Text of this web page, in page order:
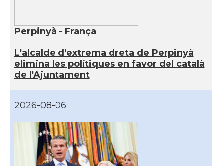
Perpinyà - França
L'alcalde d'extrema dreta de Perpinyà
elimina les polítiques en favor del català
de l'Ajuntament
2026-08-06